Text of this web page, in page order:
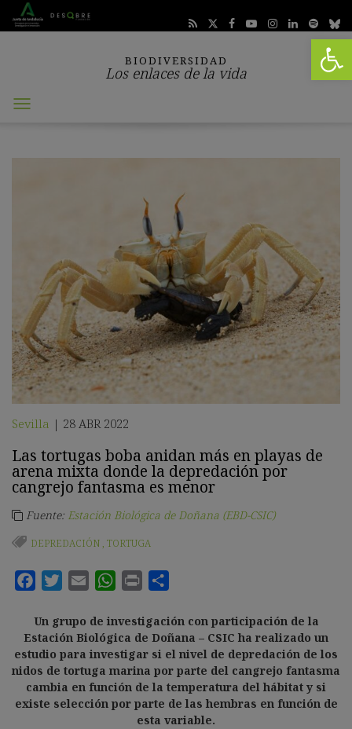
Abrir
BIODIVERSIDAD
Los enlaces de la vida
Abrir
Sevilla | 28 ABR 2022
Las tortugas boba anidan más en playas de
arena mixta donde la depredación por
cangrejo fantasma es menor
Fuente: Estación Biológica de Doñana (EBD-CSIC)
DEPREDACIÓN, TORTUGA
Un grupo de investigación con participación de la
Estación Biológica de Doñana – CSIC ha realizado un
estudio para investigar si el nivel de depredación de los
nidos de tortuga marina por parte del cangrejo fantasma
cambia en función de la temperatura del hábitat y si
existe selección por parte de las hembras en función de
esta variable.